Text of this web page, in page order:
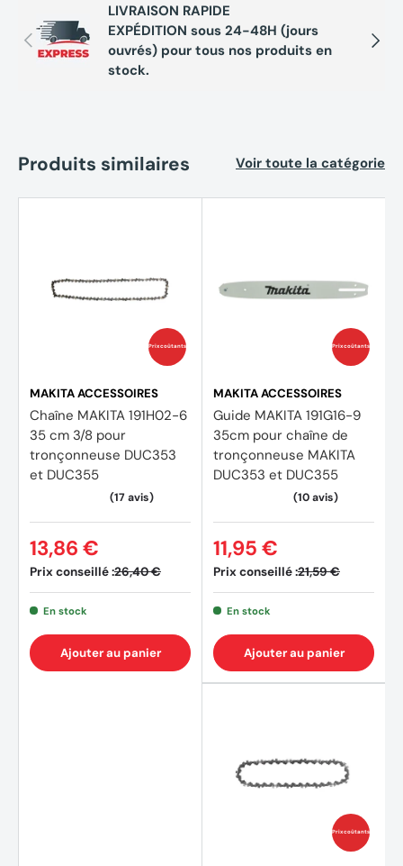
Précédent
LIVRAISON RAPIDE
EXPÉDITION sous 24-48H (jours
ouvrés) pour tous nos produits en
stock.
Produits similaires Voir toute la catégorie
Prix coûtants
MAKITA ACCESSOIRES
Chaîne MAKITA 191H02-6
35 cm 3/8 pour
tronçonneuse DUC353
et DUC355
Prix conseillé :26,40 €
13,86 €
En stock
Ajouter au panier
Prix coûtants
MAKITA ACCESSOIRES
Guide MAKITA 191G16-9
35cm pour chaîne de
tronçonneuse MAKITA
DUC353 et DUC355
Prix conseillé :21,59 €
11,95 €
En stock
Ajouter au panier
Prix coûtants